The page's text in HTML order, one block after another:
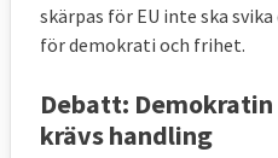
skärpas för EU inte ska
för demokrati och frihet.
Debatt: Demokratin
krävs handling